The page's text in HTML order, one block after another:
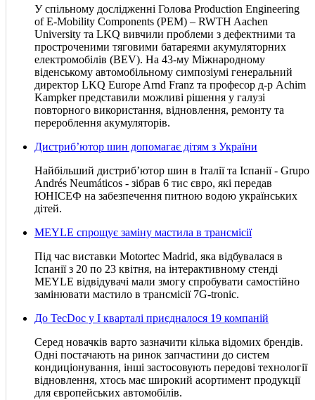
У спільному дослідженні Голова Production Engineering
of E-Mobility Components (PEM) – RWTH Aachen
University та LKQ вивчили проблеми з дефектними та
простроченими тяговими батареями акумуляторних
електромобілів (BEV). На 43-му Міжнародному
віденському автомобільному симпозіумі генеральний
директор LKQ Europe Arnd Franz та професор д-р Achim
Kampker представили можливі рішення у галузі
повторного використання, відновлення, ремонту та
перероблення акумуляторів.
Дистриб’ютор шин допомагає дітям з України
Найбільший дистриб’ютор шин в Італії та Іспанії - Grupo
Andrés Neumáticos - зібрав 6 тис євро, які передав
ЮНІСЕФ на забезпечення питною водою українських
дітей.
MEYLE спрощує заміну мастила в трансмісії
Під час виставки Motortec Madrid, яка відбувалася в
Іспанії з 20 по 23 квітня, на інтерактивному стенді
MEYLE відвідувачі мали змогу спробувати самостійно
замінювати мастило в трансмісії 7G-tronic.
До TecDoc у І кварталі приєдналося 19 компаній
Серед новачків варто зазначити кілька відомих брендів.
Одні постачають на ринок запчастини до систем
кондиціонування, інші застосовують передові технології
відновлення, хтось має широкий асортимент продукції
для європейських автомобілів.